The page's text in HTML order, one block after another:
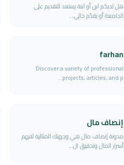
هل لديكم ابن أو ابنة يستعد للتقديم على
الجامعة أو يقدّم حالي...
farhan
Discover a variety of professional
projects, articles, and p...
إنصاف مال
مدونة إنصاف مال هي وجهتك المثالية لفهم
أسرار المال وتحقيق ال...